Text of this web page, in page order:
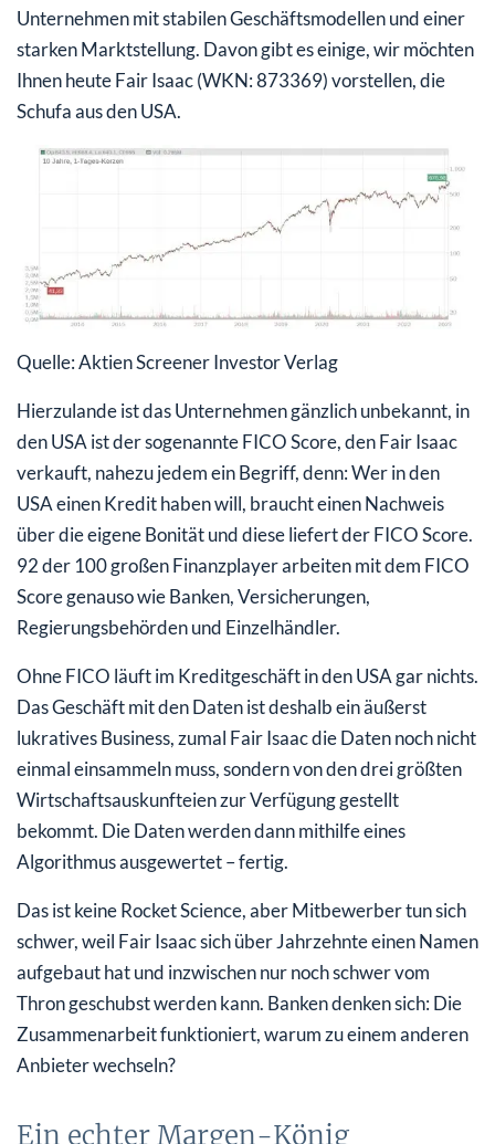
Unternehmen mit stabilen Geschäftsmodellen und einer
starken Marktstellung. Davon gibt es einige, wir möchten
Ihnen heute Fair Isaac (WKN: 873369) vorstellen, die
Schufa aus den USA.
Quelle: Aktien Screener Investor Verlag
Hierzulande ist das Unternehmen gänzlich unbekannt, in
den USA ist der sogenannte FICO Score, den Fair Isaac
verkauft, nahezu jedem ein Begriff, denn: Wer in den
USA einen Kredit haben will, braucht einen Nachweis
über die eigene Bonität und diese liefert der FICO Score.
92 der 100 großen Finanzplayer arbeiten mit dem FICO
Score genauso wie Banken, Versicherungen,
Regierungsbehörden und Einzelhändler.
Ohne FICO läuft im Kreditgeschäft in den USA gar nichts.
Das Geschäft mit den Daten ist deshalb ein äußerst
lukratives Business, zumal Fair Isaac die Daten noch nicht
einmal einsammeln muss, sondern von den drei größten
Wirtschaftsauskunfteien zur Verfügung gestellt
bekommt. Die Daten werden dann mithilfe eines
Algorithmus ausgewertet – fertig.
Das ist keine Rocket Science, aber Mitbewerber tun sich
schwer, weil Fair Isaac sich über Jahrzehnte einen Namen
aufgebaut hat und inzwischen nur noch schwer vom
Thron geschubst werden kann. Banken denken sich: Die
Zusammenarbeit funktioniert, warum zu einem anderen
Anbieter wechseln?
Ein echter Margen-König